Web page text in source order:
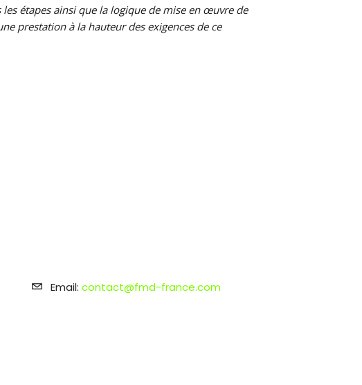
étapes ainsi que la logique de mise en œuvre de
prestation à la hauteur des exigences de ce
Email: contact@fmd-france.com